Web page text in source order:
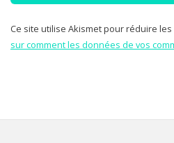
Ce site utilise Akismet pour réduire
sur comment les données de vos